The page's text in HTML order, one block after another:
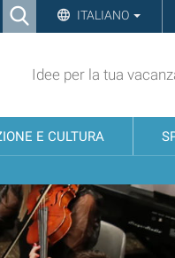
Ricerca ITALIANO
Idee per la tua
E CULTURA